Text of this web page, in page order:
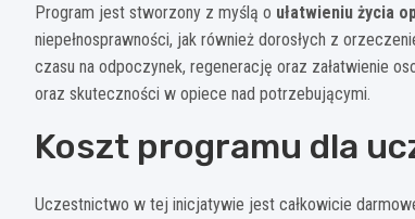
Program jest stworzony z myślą o ułatwieniu życia
niepełnosprawności, jak również dorosłych z
czasu na odpoczynek, regenerację oraz załatwienie
oraz skuteczności w opiece nad potrzebującymi.
Koszt programu dla
Uczestnictwo w tej inicjatywie jest całkowicie